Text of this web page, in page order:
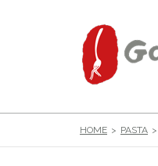
HOME PASTA